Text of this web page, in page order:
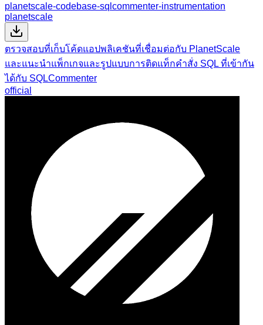
planetscale-codebase-sqlcommenter-instrumentation
planetscale
ตรวจสอบที่เก็บโค้ดแอปพลิเคชันที่เชื่อมต่อกับ PlanetScale
และแนะนำแพ็กเกจและรูปแบบการติดแท็กคำสั่ง SQL ที่เข้ากัน
ได้กับ SQLCommenter
official